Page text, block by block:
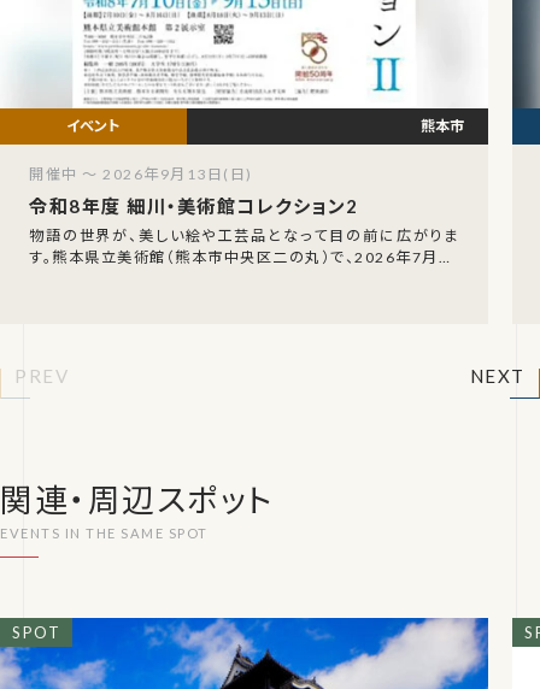
令和8年度 細川・美術館コレクション2
物語の世界が、美しい絵や工芸品となって目の前に広がりま
す。熊本県立美術館（熊本市中央区二の丸）で、2026年7月10
熊本市
開催中 ～ 2026年9月13日(日)
PREV NEXT
関連・周辺スポット